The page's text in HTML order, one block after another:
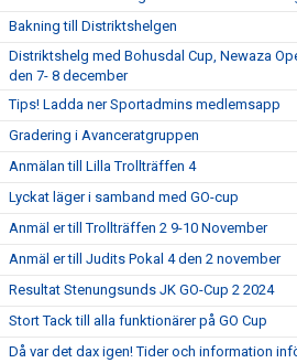
Bakning till Distriktshelgen
Distriktshelg med Bohusdal Cup, Newaza
den 7- 8 december
Tips! Ladda ner Sportadmins medlemsapp
Gradering i Avanceratgruppen
Anmälan till Lilla Trollträffen 4
Lyckat läger i samband med GO-cup
Anmäl er till Trollträffen 2 9-10 November
Anmäl er till Judits Pokal 4 den 2 november
Resultat Stenungsunds JK GO-Cup 2 2024
Stort Tack till alla funktionärer på GO Cup
Då var det dax igen! Tider och information